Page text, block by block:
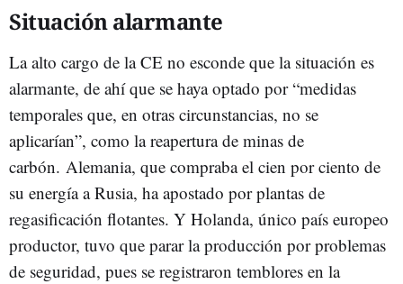
Situación alarmante
La alto cargo de la CE no esconde que la situación es
alarmante, de ahí que se haya optado por “medidas
temporales que, en otras circunstancias, no se
aplicarían”, como la reapertura de minas de
carbón. Alemania, que compraba el cien por ciento de
su energía a Rusia, ha apostado por plantas de
regasificación flotantes. Y Holanda, único país europeo
productor, tuvo que parar la producción por problemas
de seguridad, pues se registraron temblores en la